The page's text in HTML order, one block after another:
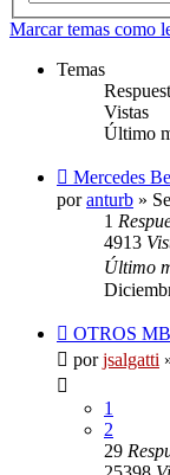
Marcar temas como
Temas
Vistas
Último
Mercedes
poranturb »
1
4913
Último
OTROS
porjsalgatti
1
2
29